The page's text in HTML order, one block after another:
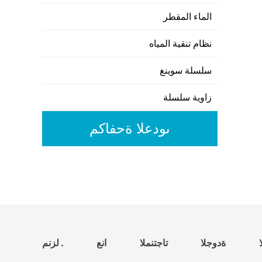
الماء المقطر
نظام تنقية المياه
سلسلة سوينغ
زاوية سلسلة
مكافحة العدوى
منزل . عنا المنتجات الجودة